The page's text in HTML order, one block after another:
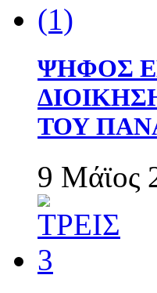
ΨΗΦΟΣ
ΤΟΥ
9 Μάϊος